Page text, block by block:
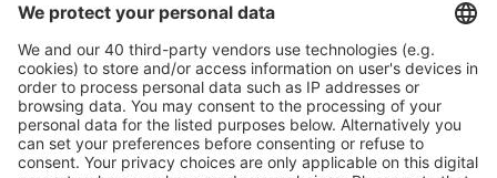
Sajnos semmilyen eredménnyel nem
szolgálhatunk.
Próbáld meg még egyszer más kritériumot kiválasztva